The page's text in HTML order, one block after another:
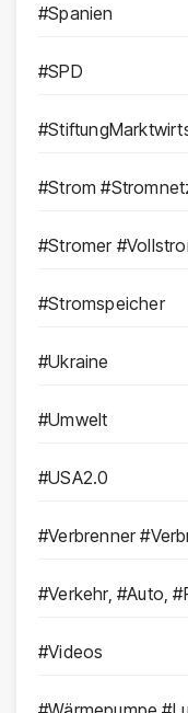
#Spanien
#SPD
#Strom
#Stromer
#Stromspeicher
#Ukraine
#Umwelt
#USA2.0
#Verbrenner
#Verkehr, #Auto,
#Videos